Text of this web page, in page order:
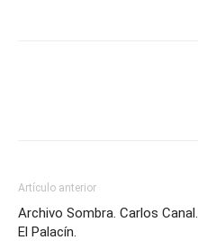
Artículo anterior
Archivo Sombra. Carlos Canal.
El Palacín.